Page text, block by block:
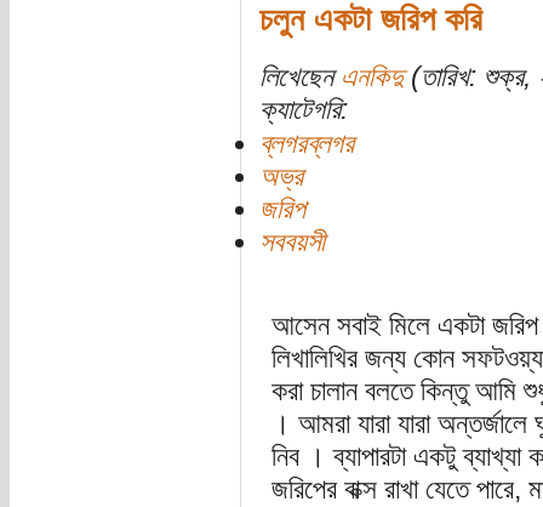
চলুন একটা জরিপ করি
লিখেছেন এনকিদু(তারিখ: শুক্র,
ক্যাটেগরি:
ব্লগরব্লগর
অভ্র
জরিপ
সববয়সী
আসেন সবাই মিলে একটা জরিপ
লিখালিখির জন্য কোন
করা চালান বলতে কিন্তু আমি
। আমরা যারা যারা অন্তর্জালে
নিব । ব্যাপারটা একটু
জরিপের বাক্স রাখা যেতে